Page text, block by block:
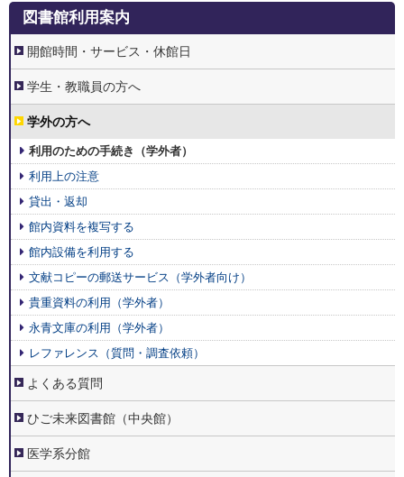
2.
書
館
利
用
案
図書館利用案内
開館時間・サービス・休館日
学生・教職員の方へ
学外の方へ
利用のための手続き（学外者）
利用上の注意
貸出・返却
館内資料を複写する
館内設備を利用する
文献コピーの郵送サービス（学外者向け）
貴重資料の利用（学外者）
永青文庫の利用（学外者）
レファレンス（質問・調査依頼）
よくある質問
ひご未来図書館（中央館）
医学系分館